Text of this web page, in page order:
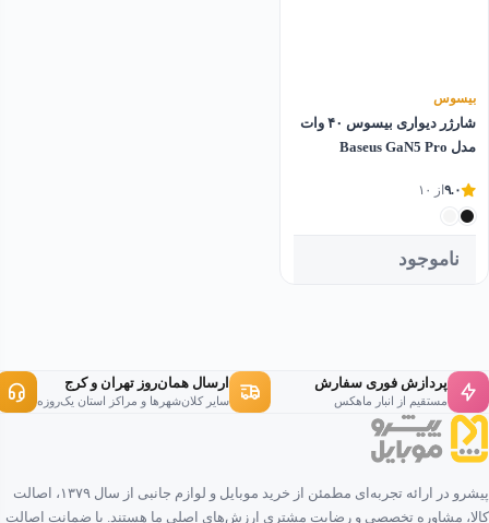
بیسوس
شارژر دیواری بیسوس ۴۰ وات
مدل Baseus GaN5 Pro
۹.۰از ۱۰
ناموجود
پردازش فوری سفارش
مستقیم از انبار ماهکس
ارسال همان‌روز تهران و کرج
سایر کلان‌شهرها و مراکز استان یک‌روزه
پیشرو در ارائه تجربه‌ای مطمئن از خرید موبایل و لوازم جانبی از سال ۱۳۷۹، اصالت
کالا، مشاوره تخصصی و رضایت مشتری ارزش‌های اصلی ما هستند. با ضمانت اصالت